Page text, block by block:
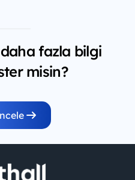
fazla bilgi
misin?